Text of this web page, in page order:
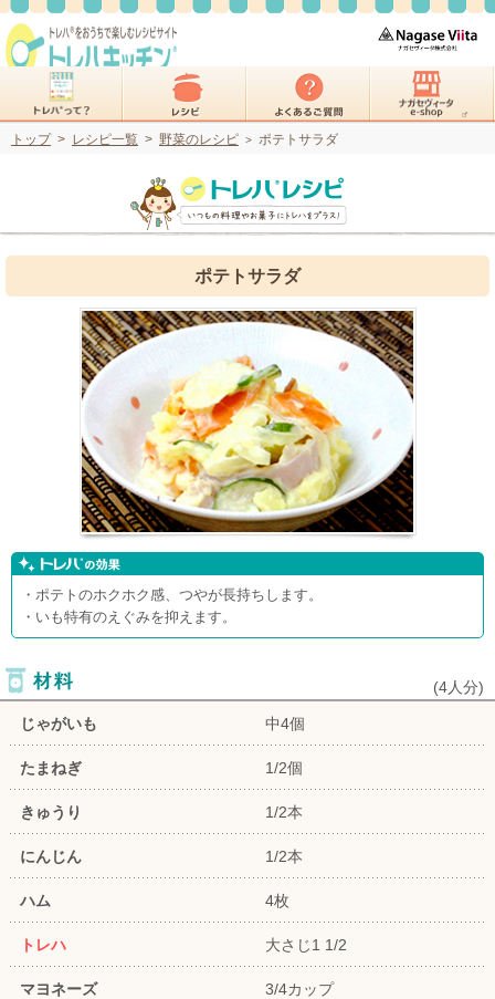
トップ> レシピ一覧 > 野菜のレシピ > ポテトサラダ
ポテトサラダ
・ポテトのホクホク感、つやが長持ちします。
・いも特有のえぐみを抑えます。
(4人分)
じゃがいも 中4個
たまねぎ 1/2個
きゅうり 1/2本
にんじん 1/2本
ハム 4枚
トレハ 大さじ1 1/2
マヨネーズ 3/4カップ